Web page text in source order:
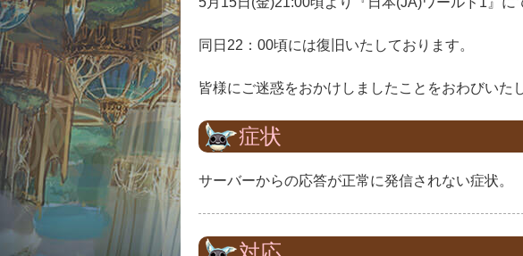
同日22：00頃には復旧いたしております。
皆様にご迷惑をおかけしましたことをおわびいた
症状
サーバーからの応答が正常に発信されない症状。